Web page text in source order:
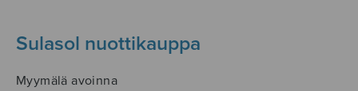
Sulasol nuottikauppa
Myymälä avoinna